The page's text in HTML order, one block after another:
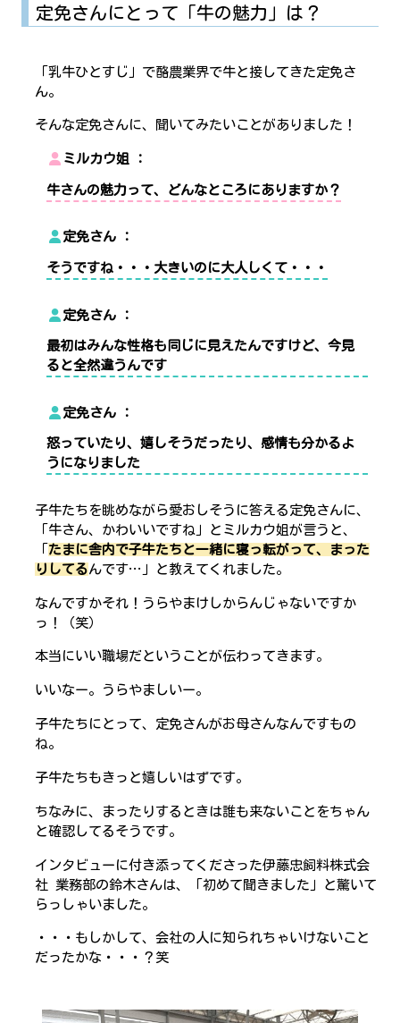
定免さんにとって「牛の魅力」は？
「乳牛ひとすじ」で酪農業界で牛と接してきた定免さ
ん。
そんな定免さんに、聞いてみたいことがありました！
ミルカウ姐
牛さんの魅力って、どんなところにありますか？
定免さん
そうですね・・・大きいのに大人しくて・・・
定免さん
最初はみんな性格も同じに見えたんですけど、今見
ると全然違うんです
定免さん
怒っていたり、嬉しそうだったり、感情も分かるよ
うになりました
子牛たちを眺めながら愛おしそうに答える定免さんに、
「牛さん、かわいいですね」とミルカウ姐が言うと、
たまに舎内で子牛たちと一緒に寝っ転がって、まった
りしてるんです…」と教えてくれました。
なんですかそれ！うらやまけしからんじゃないですか
っ！（笑）
本当にいい職場だということが伝わってきます。
いいなー。うらやましいー。
子牛たちにとって、定免さんがお母さんなんですもの
ね。
子牛たちもきっと嬉しいはずです。
ちなみに、まったりするときは誰も来ないことをちゃん
と確認してるそうです。
インタビューに付き添ってくださった伊藤忠飼料株式会
社 業務部の鈴木さんは、「初めて聞きました」と驚いて
らっしゃいました。
・・・もしかして、会社の人に知られちゃいけないこと
だったかな・・・？笑